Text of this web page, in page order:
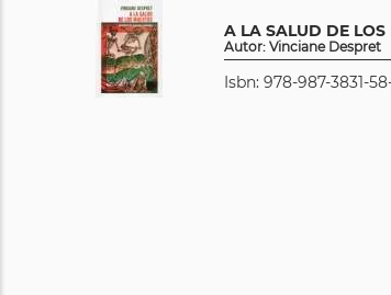
A LA SALUD DE LOS
Autor: Vinciane Despret
Isbn: 978-987-3831-